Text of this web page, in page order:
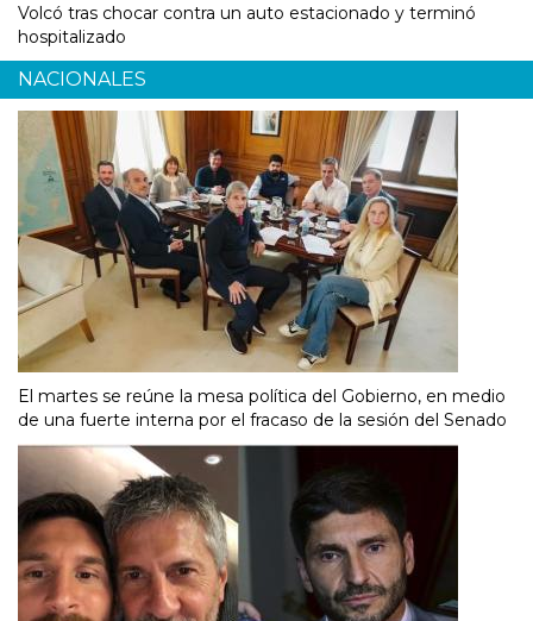
Volcó tras chocar contra un auto estacionado y terminó
hospitalizado
NACIONALES
El martes se reúne la mesa política del Gobierno, en medio
de una fuerte interna por el fracaso de la sesión del Senado